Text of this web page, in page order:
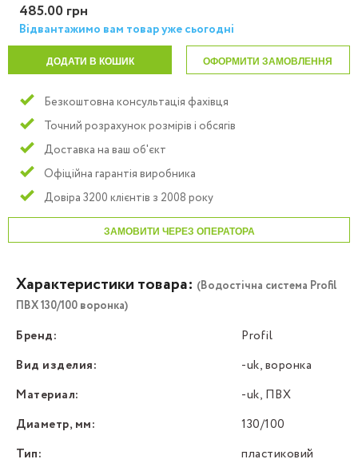
485.00 грн
Відвантажимо вам товар уже сьогодні
ДОДАТИ В КОШИК ОФОРМИТИ ЗАМОВЛЕННЯ
Безкоштовна консультація фахівця
Точний розрахунок розмірів і обсягів
Доставка на ваш об'єкт
Офіційна гарантія виробника
Довіра 3200 клієнтів з 2008 року
ЗАМОВИТИ ЧЕРЕЗ ОПЕРАТОРА
Характеристики товара: (Водостічна система Profil
ПВХ 130/100 воронка)
Бренд:
Profil
Вид изделия:
-uk, воронка
Материал:
-uk, ПВХ
Диаметр, мм:
130/100
Тип:
пластиковий